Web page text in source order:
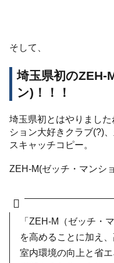
そして、
埼玉県初のZEH-
ン)！！！
埼玉県初とはやりまし
ション大好きクラブ(?)
スキャッチコピー。
ZEH-M(ゼッチ・マンシ
「ZEH-M（ゼッチ・
を高めることに加え
室内環境の向上と省